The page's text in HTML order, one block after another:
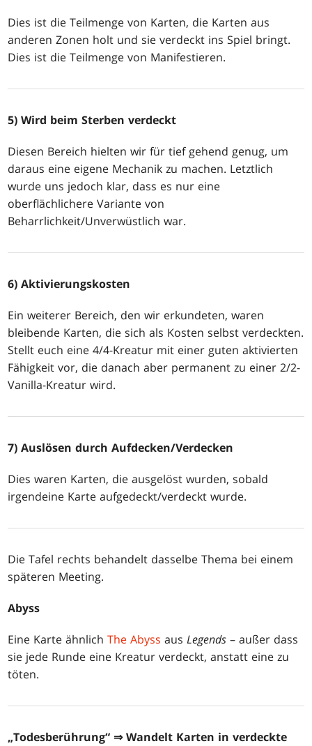
Dies ist die Teilmenge von Karten, die Karten aus
anderen Zonen holt und sie verdeckt ins Spiel bringt.
Dies ist die Teilmenge von Manifestieren.
5) Wird beim Sterben verdeckt
Diesen Bereich hielten wir für tief gehend genug, um
daraus eine eigene Mechanik zu machen. Letztlich
wurde uns jedoch klar, dass es nur eine
oberflächlichere Variante von
Beharrlichkeit/Unverwüstlich war.
6) Aktivierungskosten
Ein weiterer Bereich, den wir erkundeten, waren
bleibende Karten, die sich als Kosten selbst verdeckten.
Stellt euch eine 4/4-Kreatur mit einer guten aktivierten
Fähigkeit vor, die danach aber permanent zu einer 2/2-
Vanilla-Kreatur wird.
7) Auslösen durch Aufdecken/Verdecken
Dies waren Karten, die ausgelöst wurden, sobald
irgendeine Karte aufgedeckt/verdeckt wurde.
Die Tafel rechts behandelt dasselbe Thema bei einem
späteren Meeting.
Abyss
Eine Karte ähnlichThe Abyss ausLegends – außer dass
sie jede Runde eine Kreatur verdeckt, anstatt eine zu
töten.
„Todesberührung“ ⇒ Wandelt Karten in verdeckte